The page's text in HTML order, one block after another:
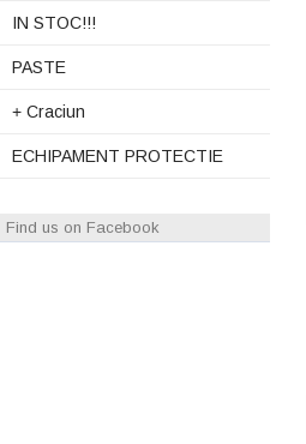
IN STOC!!!
PASTE
+ Craciun
ECHIPAMENT PROTECTIE
Find us on Facebook